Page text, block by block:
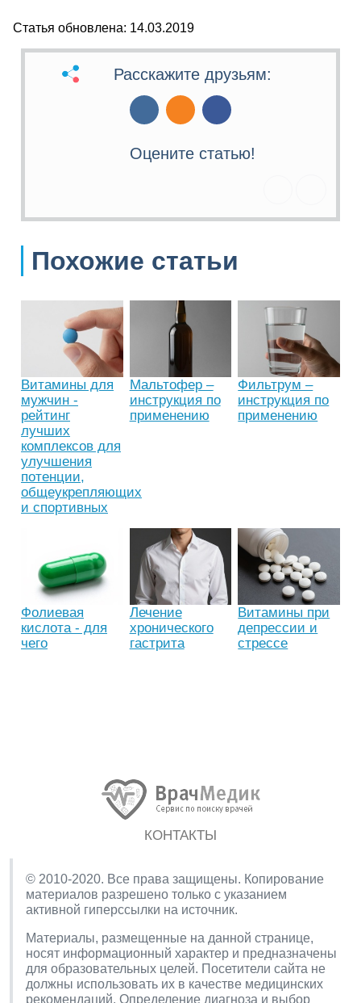
Статья обновлена: 14.03.2019
Расскажите друзьям:
Оцените статью!
Похожие статьи
Витамины для
мужчин -
рейтинг
лучших
комплексов для
улучшения
потенции,
общеукрепляющих
и спортивных
Мальтофер –
инструкция по
применению
Фильтрум –
инструкция по
применению
Фолиевая
кислота - для
чего
Лечение
хронического
гастрита
Витамины при
депрессии и
стрессе
КОНТАКТЫ
© 2010-2020. Все права защищены. Копирование
материалов разрешено только с указанием
активной гиперссылки на источник.
Материалы, размещенные на данной странице,
носят информационный характер и предназначены
для образовательных целей. Посетители сайта не
должны использовать их в качестве медицинских
рекомендаций. Определение диагноза и выбор